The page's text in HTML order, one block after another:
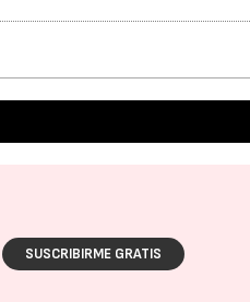
SUSCRIBIRME GRATIS